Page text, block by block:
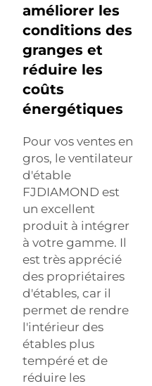
améliorer les
conditions des
granges et
réduire les
coûts
énergétiques
Pour vos ventes en
gros, le ventilateur
d'étable
FJDIAMOND est
un excellent
produit à intégrer
à votre gamme. Il
est très apprécié
des propriétaires
d'étables, car il
permet de rendre
l'intérieur des
étables plus
tempéré et de
réduire les